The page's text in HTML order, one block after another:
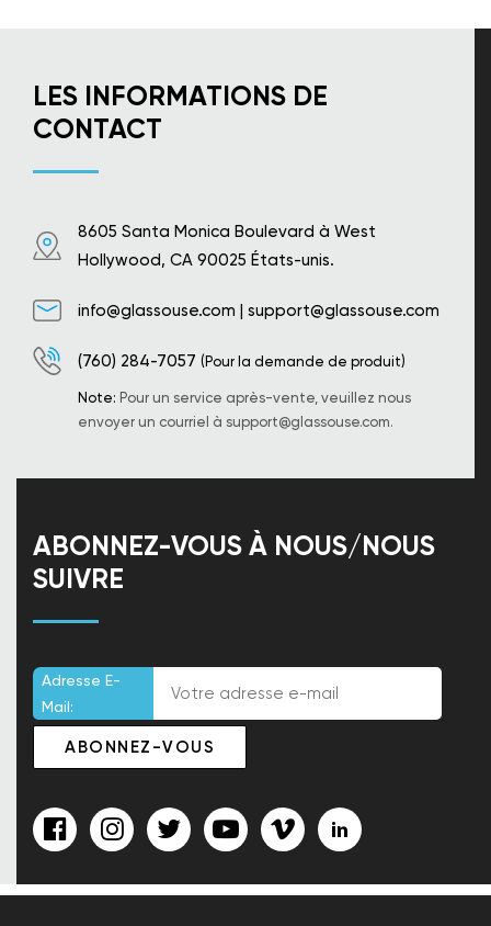
LES INFORMATIONS DE
CONTACT
8605 Santa Monica Boulevard à West
Hollywood, CA 90025 États-unis.
info@glassouse.com | support@glassouse.com
(760) 284-7057 (Pour la demande de produit)
Note: Pour un service après-vente, veuillez nous
envoyer un courriel à support@glassouse.com.
ABONNEZ-VOUS À NOUS/NOUS
SUIVRE
Adresse E-
Mail: